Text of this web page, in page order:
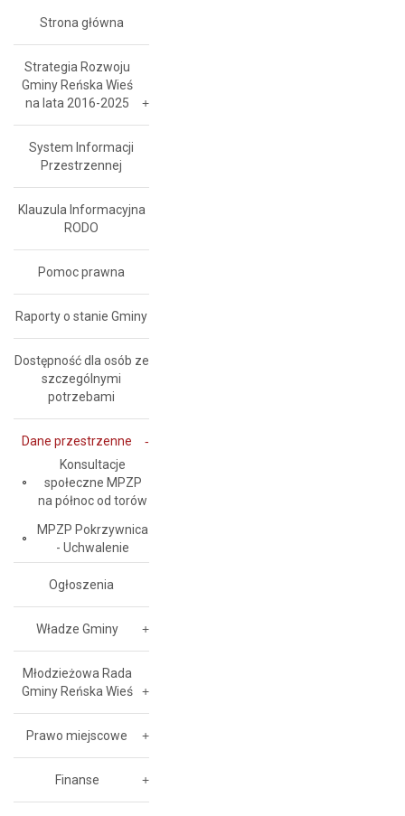
Strona główna
Strategia Rozwoju
Gminy Reńska Wieś
na lata 2016-2025
System Informacji
Przestrzennej
Klauzula Informacyjna
RODO
Pomoc prawna
Raporty o stanie Gminy
Dostępność dla osób ze
szczególnymi
potrzebami
Dane przestrzenne
Konsultacje
społeczne MPZP
na północ od torów
MPZP Pokrzywnica
- Uchwalenie
Ogłoszenia
Władze Gminy
Młodzieżowa Rada
Gminy Reńska Wieś
Prawo miejscowe
Finanse